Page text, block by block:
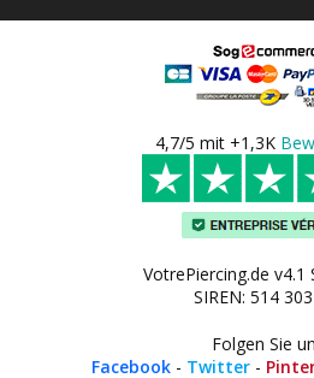
4,7/5 mit +1,3K
VotrePiercing.de v4.1
SIREN: 514
Folgen Sie
Facebook - Twitter -